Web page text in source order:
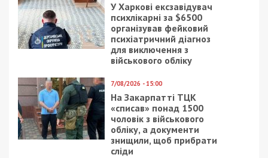
У Харкові ексзавідувач
психлікарні за $6500
організував фейковий
психіатричний діагноз
для виключення з
військового обліку
7/08/2026 - 15:00
На Закарпатті ТЦК
«списав» понад 1500
чоловік з військового
обліку, а документи
знищили, щоб прибрати
сліди